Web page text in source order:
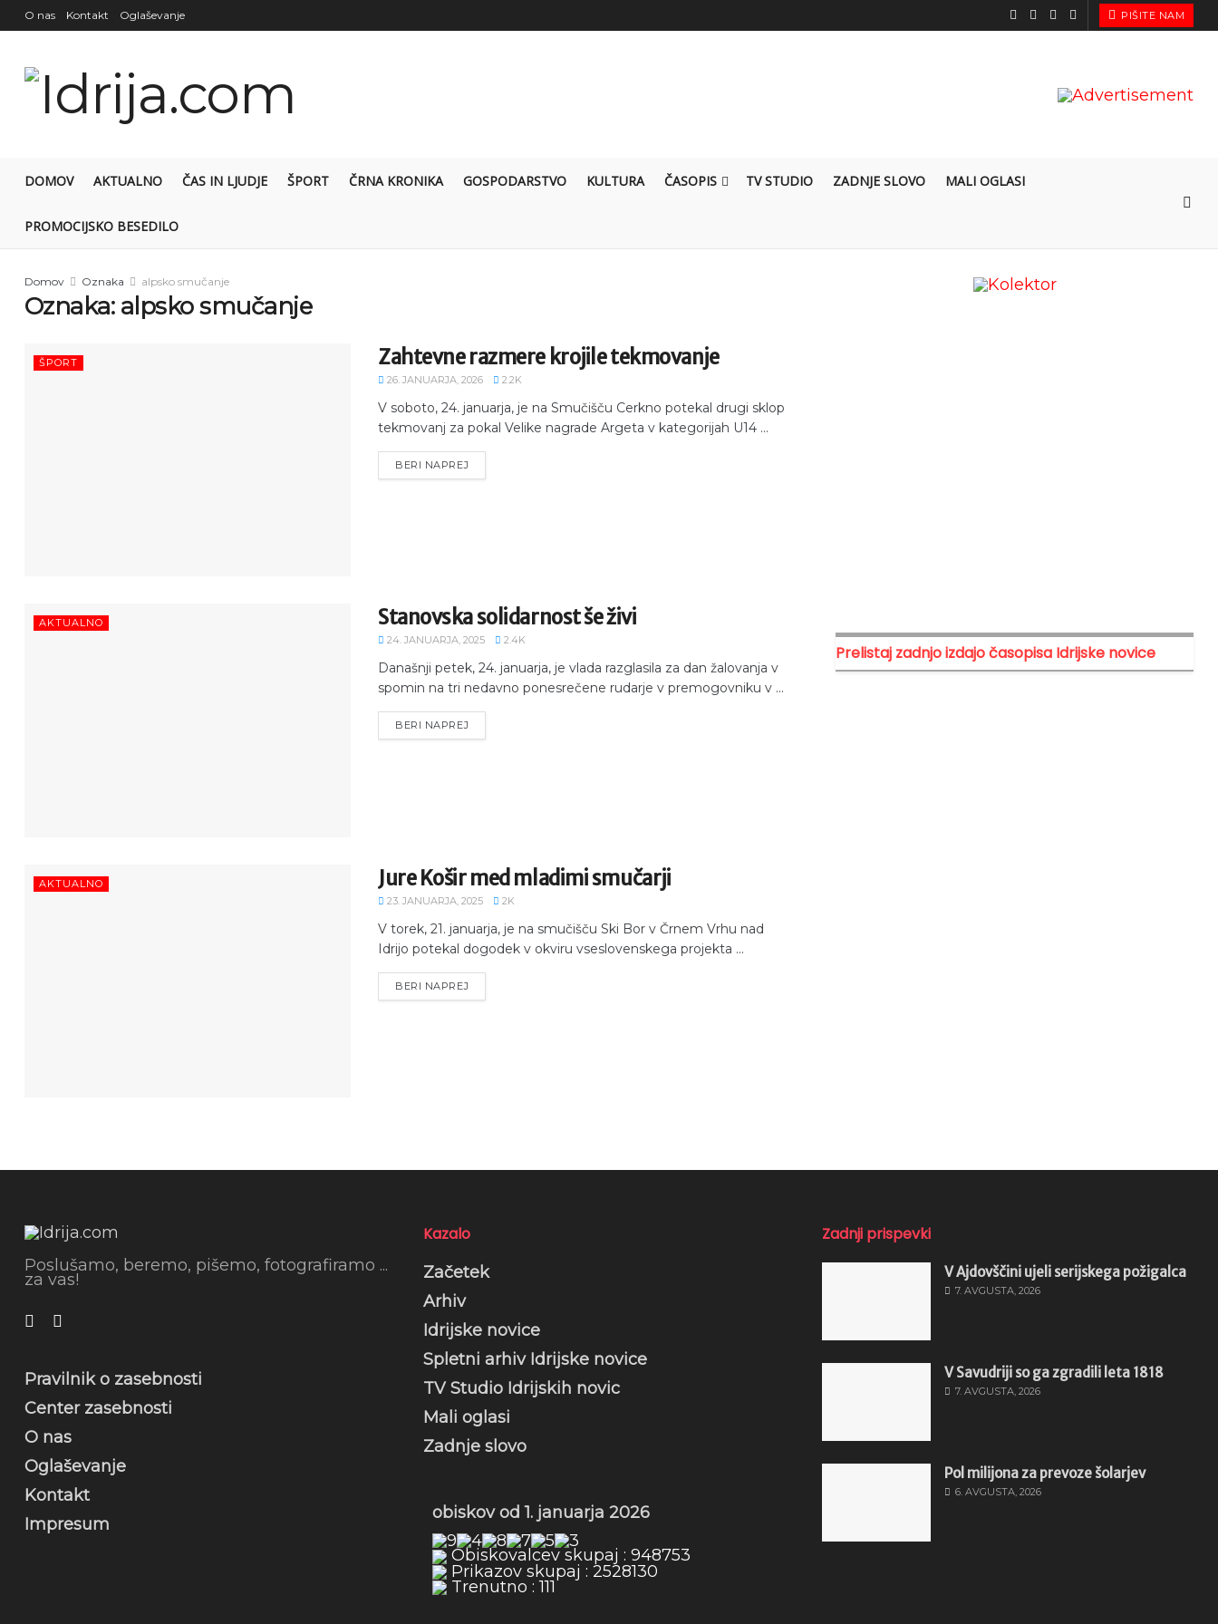
O nas Kontakt Oglaševanje PIŠITE NAM
DOMOV AKTUALNO ČAS IN LJUDJE ŠPORT ČRNA KRONIKA GOSPODARSTVO KULTURA ČASOPIS TV STUDIO ZADNJE SLOVO MALI OGLASI
PROMOCIJSKO BESEDILO
Domov Oznaka alpsko smučanje
Oznaka: alpsko smučanje
ŠPORT Zahtevne razmere krojile tekmovanje
26. JANUARJA, 2026 2.2K
V soboto, 24. januarja, je na Smučišču Cerkno potekal drugi sklop
tekmovanj za pokal Velike nagrade Argeta v kategorijah U14 ...
BERI NAPREJ
AKTUALNO Stanovska solidarnost še živi
24. JANUARJA, 2025 2.4K
Današnji petek, 24. januarja, je vlada razglasila za dan žalovanja v
spomin na tri nedavno ponesrečene rudarje v premogovniku v ...
BERI NAPREJ
AKTUALNO Jure Košir med mladimi smučarji
23. JANUARJA, 2025 2K
V torek, 21. januarja, je na smučišču Ski Bor v Črnem Vrhu nad
Idrijo potekal dogodek v okviru vseslovenskega projekta ...
BERI NAPREJ
Prelistaj zadnjo izdajo časopisa Idrijske novice
Poslušamo, beremo, pišemo, fotografiramo ...
za vas!
Pravilnik o zasebnosti
Center zasebnosti
O nas
Oglaševanje
Kontakt
Impresum
Kazalo
Začetek
Arhiv
Idrijske novice
Spletni arhiv Idrijske novice
TV Studio Idrijskih novic
Mali oglasi
Zadnje slovo
obiskov od 1. januarja 2026
Obiskovalcev skupaj : 948753
Prikazov skupaj : 2528130
Trenutno : 111
Zadnji prispevki
V Ajdovščini ujeli serijskega požigalca
7. AVGUSTA, 2026
V Savudriji so ga zgradili leta 1818
7. AVGUSTA, 2026
Pol milijona za prevoze šolarjev
6. AVGUSTA, 2026